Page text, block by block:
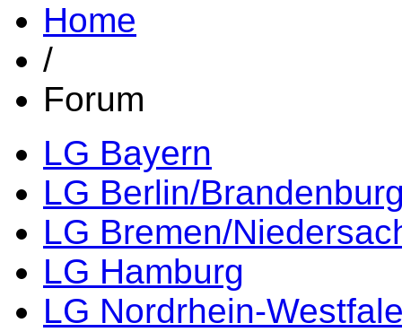
Home
/
Forum
LG Bayern
LG Berlin/
LG Bremen/
LG Hamburg
LG Nordrhein-